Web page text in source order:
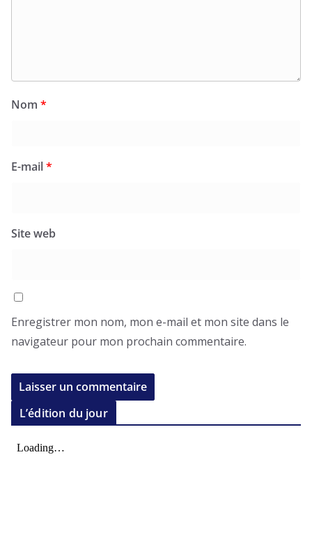
Nom *
E-mail*
Site web
Enregistrer mon nom, mon e-mail et mon site dans le
navigateur pour mon prochain commentaire.
L’édition du jour